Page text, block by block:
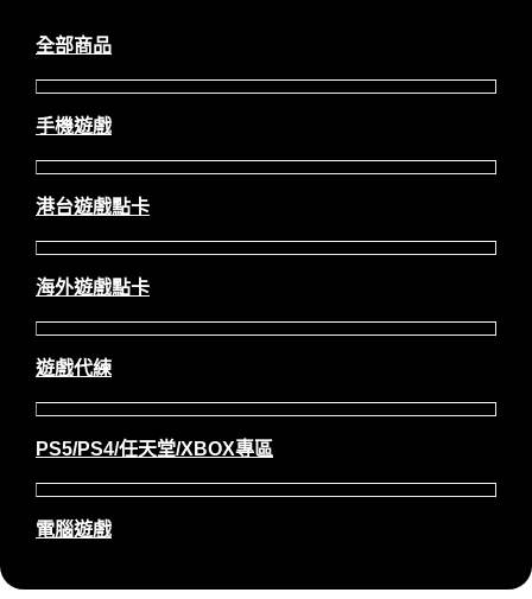
全部商品
手機遊戲
港台遊戲點卡
海外遊戲點卡
遊戲代練
PS5/PS4/任天堂/XBOX專區
電腦遊戲